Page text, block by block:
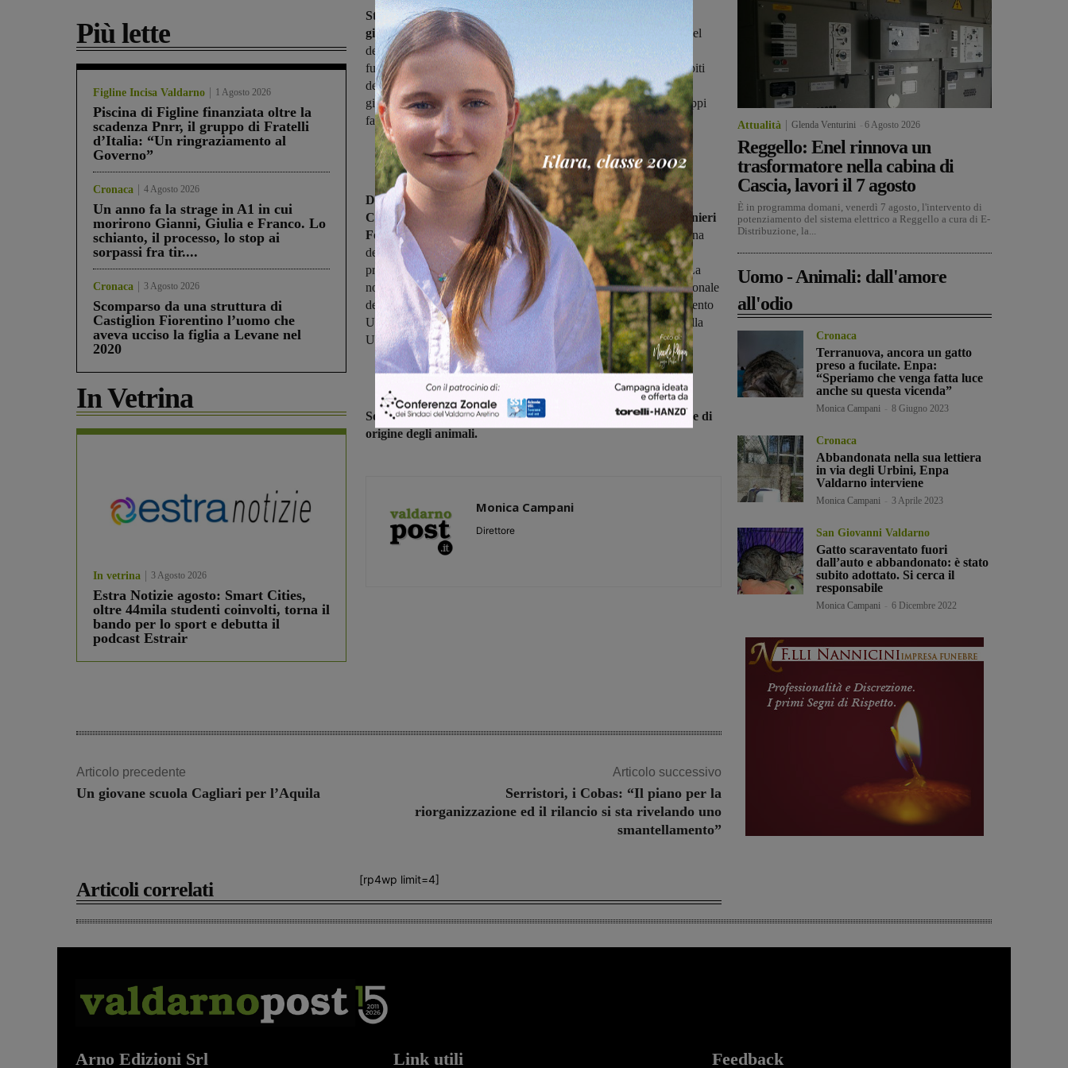
Più lette
Figline Incisa Valdarno 1 Agosto 2026
Piscina di Figline finanziata oltre la
scadenza Pnrr, il gruppo di Fratelli
d’Italia: “Un ringraziamento al
Governo”
Cronaca 4 Agosto 2026
Un anno fa la strage in A1 in cui
morirono Gianni, Giulia e Franco. Lo
schianto, il processo, lo stop ai
sorpassi fra tir....
Cronaca 3 Agosto 2026
Scomparso da una struttura di
Castiglion Fiorentino l’uomo che
aveva ucciso la figlia a Levane nel
2020
In Vetrina
In vetrina 3 Agosto 2026
Estra Notizie agosto: Smart Cities,
oltre 44mila studenti coinvolti, torna il
bando per lo sport e debutta il
podcast Estrair
Sta bene, un po’ spaventato ma in buone condizioni, Malibu,
giovane esemplare di Caracal
, un felide selvatico, detto Lince del
deserto, diffuso in alcuni paesi europei come animale d’affezione,
fuggito da una settimana dal Camping di Figline. I proprietari, ospiti
della struttura insieme ad un altro esemplare, lo hanno cercato per
giorni e giorni anche con l’aiuto di volontari ed il tam tam sui gruppi
facebook.
Domenica la denuncia di smarrimento è stata presentata ai
Carabinieri Forestale di Figline e, per competenza, ai Carabinieri
Forestale Nucleo Cites,che ha attivato il sistema di soccorso fauna
della USL Toscana Centro. Gli avvistamenti e le ricerche si sono
protratti per tre giorni, sono state messe in opera anche trappole. La
notte di giovedì, l’avvistamento e la segnalazione decisiva. Il personale
dell’Associazione Amici della Terra, che opera sotto il coordinamento
USL, è riuscito a recuperare l’animale e trasferirlo nel presidio della
UFC Igiene Urbana Veterinaria di viale Corsica a Firenze.
Sono in corso gli accertamenti per valutare la documentazione di
origine degli animali.
Monica Campani
Direttore
Articolo precedente
Un giovane scuola Cagliari per l’Aquila
Articolo successivo
Serristori, i Cobas: “Il piano per la
riorganizzazione ed il rilancio si sta rivelando uno
smantellamento”
[rp4wp limit=4]
Articoli correlati
Attualità Glenda Venturini 6 Agosto 2026
Reggello: Enel rinnova un
trasformatore nella cabina di
Cascia, lavori il 7 agosto
È in programma domani, venerdì 7 agosto, l'intervento di
potenziamento del sistema elettrico a Reggello a cura di E-
Distribuzione, la...
Uomo - Animali: dall'amore
all'odio
Cronaca
Terranuova, ancora un gatto
preso a fucilate. Enpa:
“Speriamo che venga fatta luce
anche su questa vicenda”
Monica Campani 8 Giugno 2023
Cronaca
Abbandonata nella sua lettiera
in via degli Urbini, Enpa
Valdarno interviene
Monica Campani 3 Aprile 2023
San Giovanni Valdarno
Gatto scaraventato fuori
dall’auto e abbandonato: è stato
subito adottato. Si cerca il
responsabile
Monica Campani 6 Dicembre 2022
Arno Edizioni Srl Link utili Feedback